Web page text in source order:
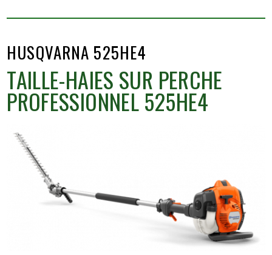
HUSQVARNA 525HE4
TAILLE-HAIES SUR PERCHE
PROFESSIONNEL 525HE4